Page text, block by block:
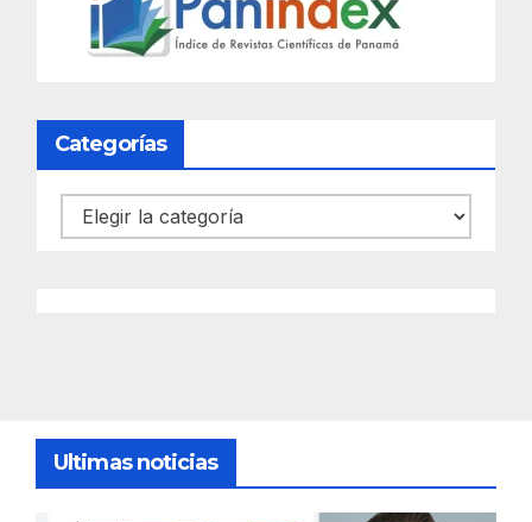
Categorías
Categorías
Ultimas noticias